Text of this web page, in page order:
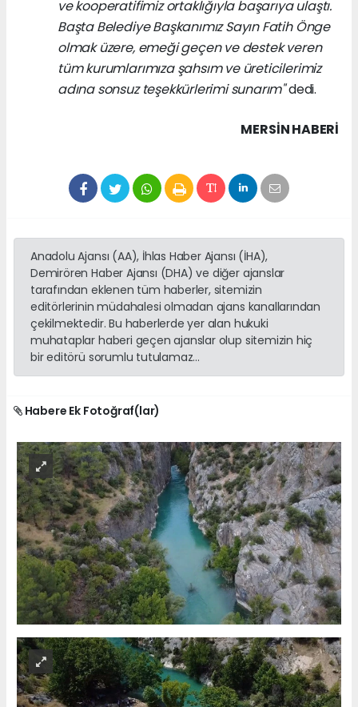
ve kooperatifimiz ortaklığıyla başarıya ulaştı.
Başta Belediye Başkanımız Sayın Fatih Önge
olmak üzere, emeği geçen ve destek veren
tüm kurumlarımıza şahsım ve üreticilerimiz
adına sonsuz teşekkürlerimi sunarım"dedi.
MERSIN HABERİ
Anadolu Ajansı (AA), İhlas Haber Ajansı (İHA),
Demirören Haber Ajansı (DHA) ve diğer ajanslar
tarafından eklenen tüm haberler, sitemizin
editörlerinin müdahalesi olmadan ajans kanallarından
çekilmektedir. Bu haberlerde yer alan hukuki
muhataplar haberi geçen ajanslar olup sitemizin hiç
bir editörü sorumlu tutulamaz...
Habere Ek Fotoğraf(lar)